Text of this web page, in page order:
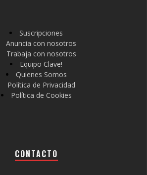
Suscripciones
Anuncia con nosotros
Trabaja con nosotros
Equipo Clave!
Quienes Somos
Política de Privacidad
Política de Cookies
CONTACTO